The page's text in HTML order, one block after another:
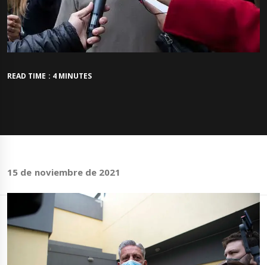
READ TIME : 4 MINUTES
15 de noviembre de 2021